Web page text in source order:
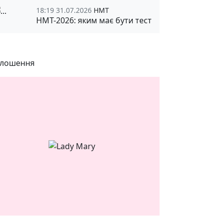
18:19 31.07.2026 НМТ
НМТ-2026: яким має бути тест